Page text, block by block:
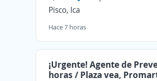
Pisco, Ica
Hace 7 horas
¡Urgente! Agente de
horas / Plaza vea,